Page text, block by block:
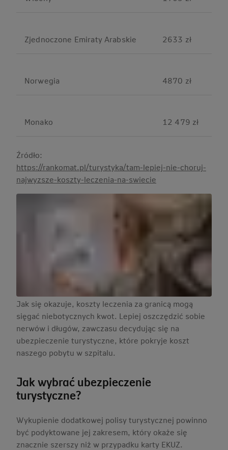
Zjednoczone Emiraty Arabskie 2633 zł
Norwegia 4870 zł
Monako 12 479 zł
Źródło:
https://rankomat.pl/turystyka/tam-lepiej-nie-choruj-
najwyzsze-koszty-leczenia-na-swiecie
Jak się okazuje, koszty leczenia za granicą mogą
sięgać niebotycznych kwot. Lepiej oszczędzić sobie
nerwów i długów, zawczasu decydując się na
ubezpieczenie turystyczne, które pokryje koszt
naszego pobytu w szpitalu.
Jak wybrać ubezpieczenie
turystyczne?
Wykupienie dodatkowej polisy turystycznej powinno
być podyktowane jej zakresem, który okaże się
znacznie szerszy niż w przypadku karty EKUZ.